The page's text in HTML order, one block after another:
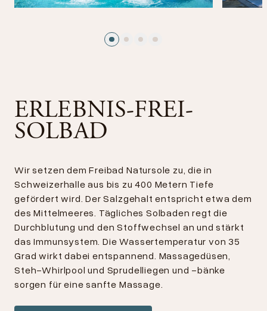
ERLEBNIS-FREI-
SOLBAD
Wir setzen dem Freibad Natursole zu, die in
Schweizerhalle aus bis zu 400 Metern Tiefe
gefördert wird. Der Salzgehalt entspricht etwa dem
des Mittelmeeres. Tägliches Solbaden regt die
Durchblutung und den Stoffwechsel an und stärkt
das Immunsystem. Die Wassertemperatur von 35
Grad wirkt dabei entspannend. Massagedüsen,
Steh-Whirlpool und Sprudelliegen und -bänke
sorgen für eine sanfte Massage.